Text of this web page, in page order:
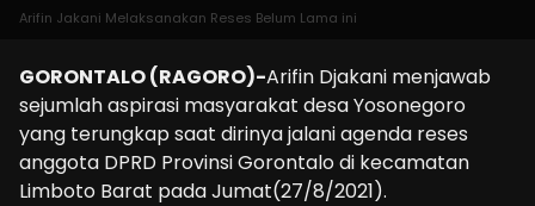
Arifin Jakani Melaksanakan Reses Belum Lama ini
GORONTALO (RAGORO)-Arifin Djakani menjawab
sejumlah aspirasi masyarakat desa Yosonegoro
yang terungkap saat dirinya jalani agenda reses
anggota DPRD Provinsi Gorontalo di kecamatan
Limboto Barat pada Jumat(27/8/2021).